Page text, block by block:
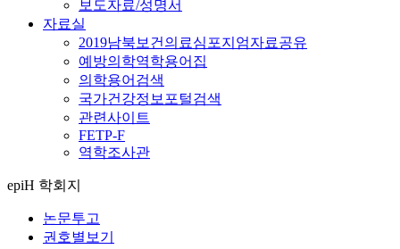
보도자료/성명서
자료실
2019남북보건의료심포지엄자료공유
예방의학역학용어집
의학용어검색
국가건강정보포털검색
관련사이트
FETP-F
역학조사관
epiH 학회지
논문투고
권호별보기